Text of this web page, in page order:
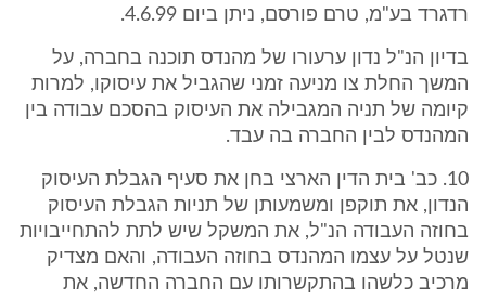
רדגרד בע"מ, טרם פורסם, ניתן ביום 4.6.99.
בדיון הנ"ל נדון ערעורו של מהנדס תוכנה בחברה, על
המשך החלת צו מניעה זמני שהגביל את עיסוקו, למרות
קיומה של תניה המגבילה את העיסוק בהסכם עבודה בין
המהנדס לבין החברה בה עבד.
10. כב' בית הדין הארצי בחן את סעיף הגבלת העיסוק
הנדון, את תוקפן ומשמעותן של תניות הגבלת העיסוק
בחוזה העבודה הנ"ל, את המשקל שיש לתת להתחייבויות
שנטל על עצמו המהנדס בחוזה העבודה, והאם מצדיק
מרכיב כלשהו בהתקשרותו עם החברה החדשה, את